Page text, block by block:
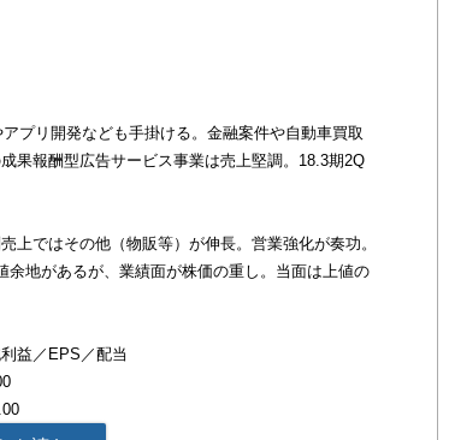
プリ開発なども手掛ける。金融案件や自動車買取
果報酬型広告サービス事業は売上堅調。18.3期2Q
上ではその他（物販等）が伸長。営業強化が奏功。
地があるが、業績面が株価の重し。当面は上値の
益／EPS／配当